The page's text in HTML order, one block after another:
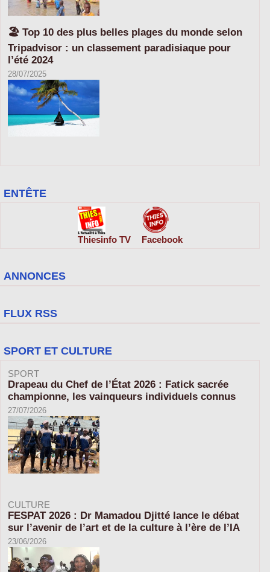
🏖️ Top 10 des plus belles plages du monde selon
Tripadvisor : un classement paradisiaque pour
l’été 2024
28/07/2025
ENTÊTE
Thiesinfo TV Facebook
ANNONCES
FLUX RSS
SPORT ET CULTURE
SPORT
Drapeau du Chef de l’État 2026 : Fatick sacrée
championne, les vainqueurs individuels connus
27/07/2026
CULTURE
FESPAT 2026 : Dr Mamadou Djitté lance le débat
sur l’avenir de l’art et de la culture à l’ère de l’IA
23/06/2026